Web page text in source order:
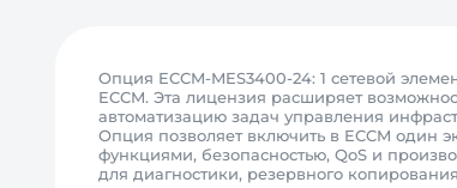
Опция ECCM-MES3400-24: 1 сетевой
ECCM. Эта лицензия расширяет
автоматизацию задач управления
Опция позволяет включить в ECCM один
функциями, безопасностью, QoS и
для диагностики, резервного